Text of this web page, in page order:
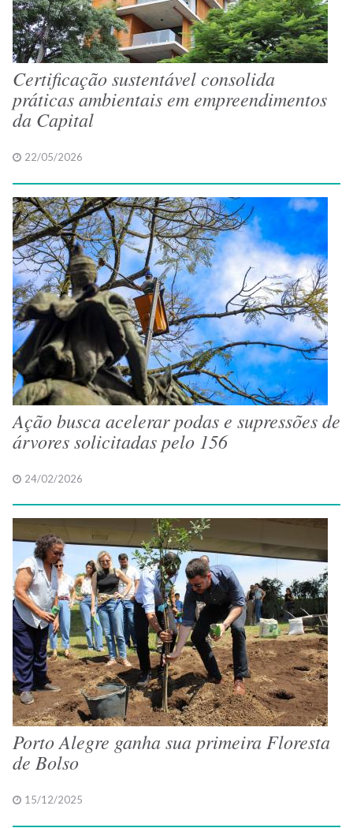
Certificação sustentável consolida
práticas ambientais em empreendimentos
da Capital
22/05/2026
Ação busca acelerar podas e supressões de
árvores solicitadas pelo 156
24/02/2026
Porto Alegre ganha sua primeira Floresta
de Bolso
15/12/2025